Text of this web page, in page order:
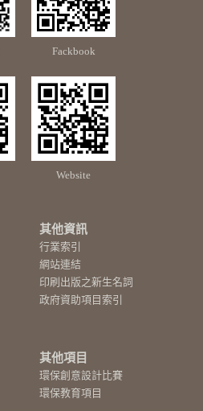
Fackbook
Website
其他資訊
行業索引
網站連結
印刷出版之新生名詞
政府資助項目索引
其他項目
環保創意設計比賽
環保教育項目